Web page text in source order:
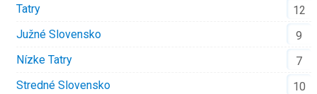
Tatry
12
Južné Slovensko
9
Nízke Tatry
7
Stredné Slovensko
10